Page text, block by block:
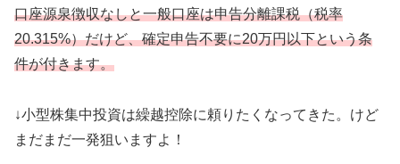
口座源泉徴収なしと一般口座は申告分離課税（税率
20.315%）だけど、確定申告不要に20万円以下という条
件が付きます。
↓小型株集中投資は繰越控除に頼りたくなってきた。けど
まだまだ一発狙いますよ！